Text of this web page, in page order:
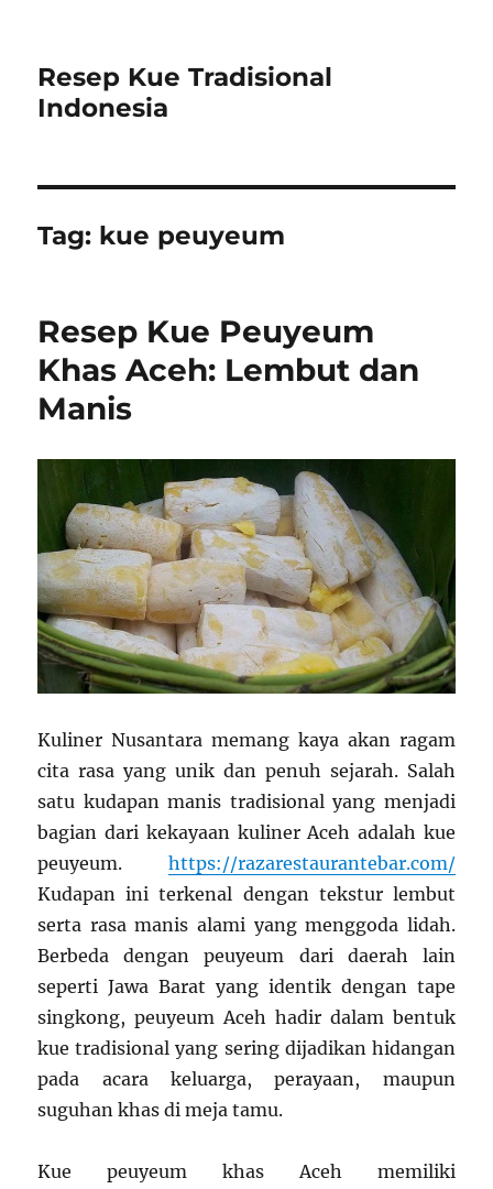
Resep Kue Tradisional
Indonesia
Tag: kue peuyeum
Resep Kue Peuyeum
Khas Aceh: Lembut dan
Manis
Kuliner Nusantara memang kaya akan ragam
cita rasa yang unik dan penuh sejarah. Salah
satu kudapan manis tradisional yang menjadi
bagian dari kekayaan kuliner Aceh adalah kue
peuyeum. https://razarestaurantebar.com/
Kudapan ini terkenal dengan tekstur lembut
serta rasa manis alami yang menggoda lidah.
Berbeda dengan peuyeum dari daerah lain
seperti Jawa Barat yang identik dengan tape
singkong, peuyeum Aceh hadir dalam bentuk
kue tradisional yang sering dijadikan hidangan
pada acara keluarga, perayaan, maupun
suguhan khas di meja tamu.
Kue peuyeum khas Aceh memiliki